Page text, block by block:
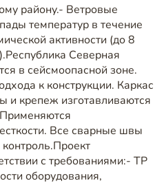
району.- Ветровые
температур в течение
активности (до 8
Северная
в сейсмоопасной зоне.
к конструкции. Каркас
и крепеж изготавливаются
Все сварные швы
с требованиями:- ТР
оборудования,